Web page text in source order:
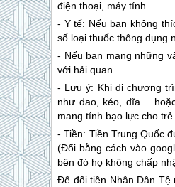
điện thoại, máy tính…
- Y tế: Nếu bạn không
số loại thuốc thông dụng
- Nếu bạn mang những
với hải quan.
- Lưu ý: Khi đi chương
như dao, kéo, dĩa…
mang tính bạo lực cho
- Tiền: Tiền Trung Quốc
(Đổi bằng cách vào
bên đó họ không chấp
Để đổi tiền Nhân Dân Tệ